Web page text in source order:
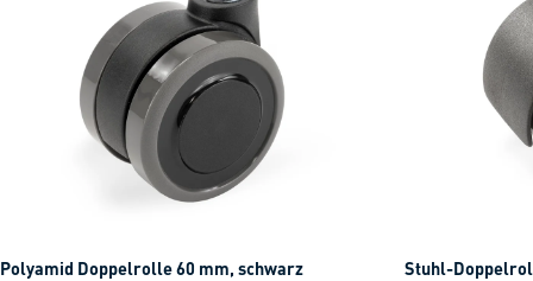
Polyamid Doppelrolle 60 mm, schwarz Stuhl-